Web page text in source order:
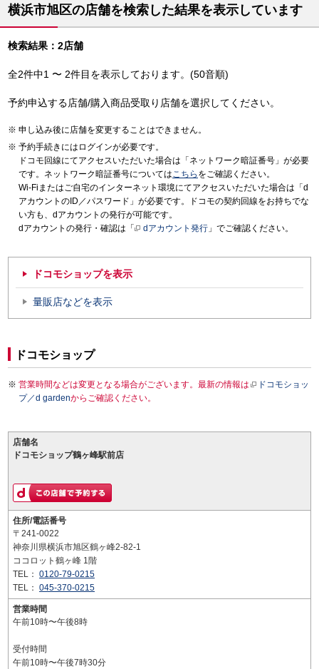
横浜市旭区の店舗を検索した結果を表示しています
検索結果：2店舗
全2件中1 〜 2件目を表示しております。(50音順)
予約申込する店舗/購入商品受取り店舗を選択してください。
申し込み後に店舗を変更することはできません。
予約手続きにはログインが必要です。
ドコモ回線にてアクセスいただいた場合は「ネットワーク暗証番号」が必要
です。ネットワーク暗証番号についてはこちら をご確認ください。
Wi-Fiまたはご自宅のインターネット環境にてアクセスいただいた場合は「d
アカウントのID／パスワード」が必要です。ドコモの契約回線をお持ちでな
い方も、dアカウントの発行が可能です。
dアカウントの発行・確認は「
dアカウント発行 」でご確認ください。
ドコモショップを表示
量販店などを表示
ドコモショップ
営業時間などは変更となる場合がございます。最新の情報は
ドコモショッ
プ／d gardenからご確認ください。
店舗名
ドコモショップ鶴ヶ峰駅前店
住所/電話番号
〒241-0022
神奈川県横浜市旭区鶴ヶ峰2-82-1
ココロット鶴ヶ峰 1階
TEL： 0120-79-0215
TEL： 045-370-0215
営業時間
午前10時〜午後8時
受付時間
午前10時〜午後7時30分